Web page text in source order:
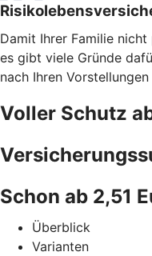
Damit Ihrer Familie
es gibt viele Gründe
nach Ihren
Voller Schutz
Schon ab 2,51
Überblick
Varianten